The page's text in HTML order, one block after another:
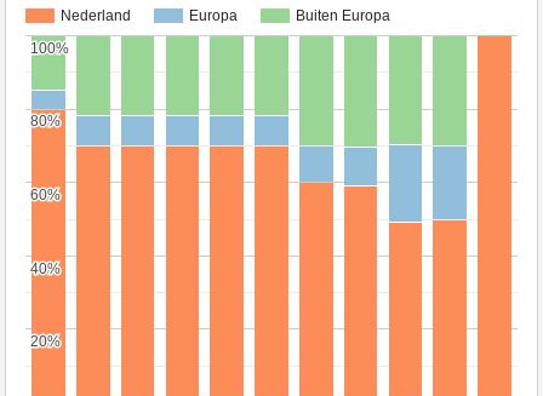
Nederland Europa Buiten Europa
20%
20%
40%
40%
60%
60%
80%
80%
100%
100%